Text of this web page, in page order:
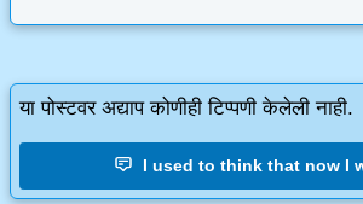
या पोस्टवर अद्याप कोणीही टिप्पणी केलेली नाही.
I used to think that now I